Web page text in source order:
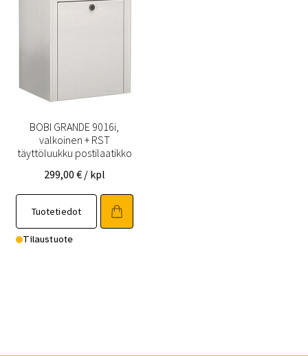
BOBI GRANDE 9016i,
valkoinen + RST
täyttöluukku postilaatikko
299,00 € / kpl
Tuotetiedot
Tilaustuote